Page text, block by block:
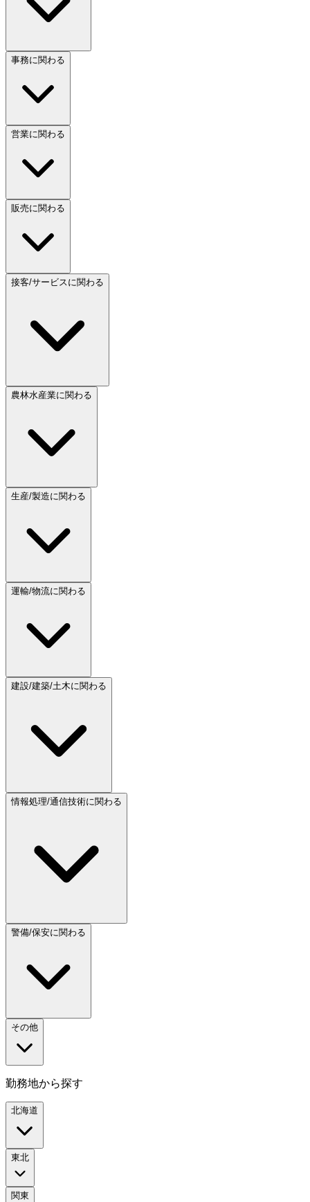
事務に関わる
営業に関わる
販売に関わる
接客/サービスに関わる
農林水産業に関わる
生産/製造に関わる
運輸/物流に関わる
建設/建築/土木に関わる
情報処理/通信技術に関わる
警備/保安に関わる
その他
勤務地から探す
北海道
東北
関東